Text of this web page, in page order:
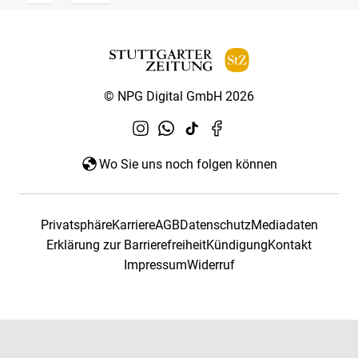
© NPG Digital GmbH 2026
Wo Sie uns noch folgen können
PrivatsphäreKarriereAGBDatenschutzMediadaten
Erklärung zur BarrierefreiheitKündigungKontakt
ImpressumWiderruf